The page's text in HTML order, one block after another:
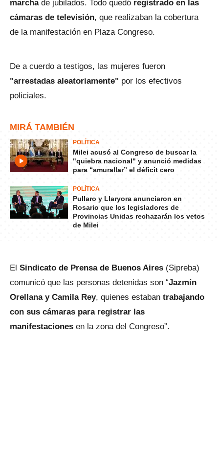
marchade jubilados. Todo quedó registrado en las
cámaras de televisión, que realizaban la cobertura
de la manifestación en Plaza Congreso.
De a cuerdo a testigos, las mujeres fueron
"arrestadas aleatoriamente" por los efectivos
policiales.
MIRÁ TAMBIÉN
POLÍTICA
Milei acusó al Congreso de buscar la
"quiebra nacional" y anunció medidas
para “amurallar” el déficit cero
POLÍTICA
Pullaro y Llaryora anunciaron en
Rosario que los legisladores de
Provincias Unidas rechazarán los vetos
de Milei
El Sindicato de Prensa de Buenos Aires (Sipreba)
comunicó que las personas detenidas son “Jazmín
Orellana y Camila Rey, quienes estaban trabajando
con sus cámaras para registrar las
manifestaciones en la zona del Congreso”.